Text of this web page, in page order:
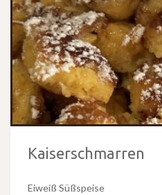
Kaiserschmarren
Eiweiß Süßspeise